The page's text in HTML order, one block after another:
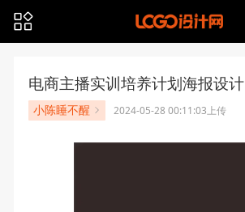
电商主播实训培养计划海报设计
小陈睡不醒 2024-05-28 00:11:03上传